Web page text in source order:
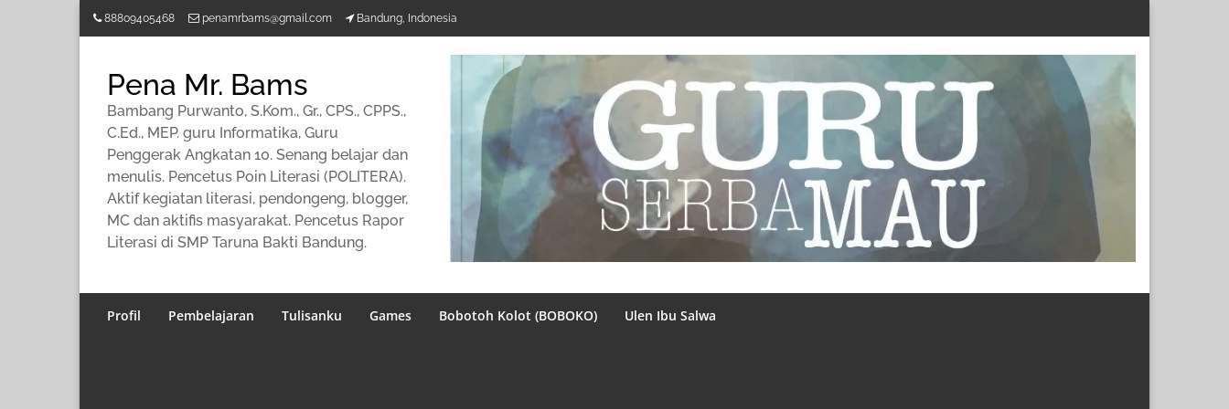
88809405468 penamrbams@gmail.com Bandung, Indonesia
Pena Mr. Bams
Bambang Purwanto, S.Kom., Gr., CPS., CPPS.,
C.Ed., MEP. guru Informatika, Guru
Penggerak Angkatan 10. Senang belajar dan
menulis. Pencetus Poin Literasi (POLITERA).
Aktif kegiatan literasi, pendongeng, blogger,
MC dan aktifis masyarakat. Pencetus Rapor
Literasi di SMP Taruna Bakti Bandung.
Profil Pembelajaran Tulisanku Games Bobotoh Kolot (BOBOKO) Ulen Ibu Salwa